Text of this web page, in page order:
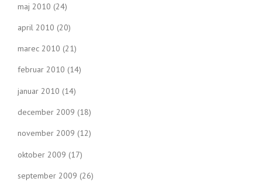
maj 2010 (24)
april 2010 (20)
marec 2010 (21)
februar 2010 (14)
januar 2010 (14)
december 2009 (18)
november 2009 (12)
oktober 2009 (17)
september 2009 (26)